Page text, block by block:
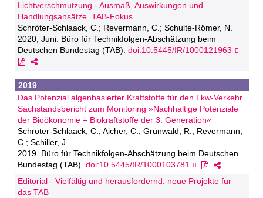
Lichtverschmutzung - Ausmaß, Auswirkungen und
Handlungsansätze. TAB-Fokus
Schröter-Schlaack, C.; Revermann, C.; Schulte-Römer, N.
2020, Juni. Büro für Technikfolgen-Abschätzung beim
Deutschen Bundestag (TAB). doi:10.5445/IR/1000121963
2019
Das Potenzial algenbasierter Kraftstoffe für den Lkw-Verkehr.
Sachstandsbericht zum Monitoring »Nachhaltige Potenziale
der Bioökonomie – Biokraftstoffe der 3. Generation«
Schröter-Schlaack, C.; Aicher, C.; Grünwald, R.; Revermann,
C.; Schiller, J.
2019. Büro für Technikfolgen-Abschätzung beim Deutschen
Bundestag (TAB). doi:10.5445/IR/1000103781
Editorial - Vielfältig und herausfordernd: neue Projekte für
das TAB